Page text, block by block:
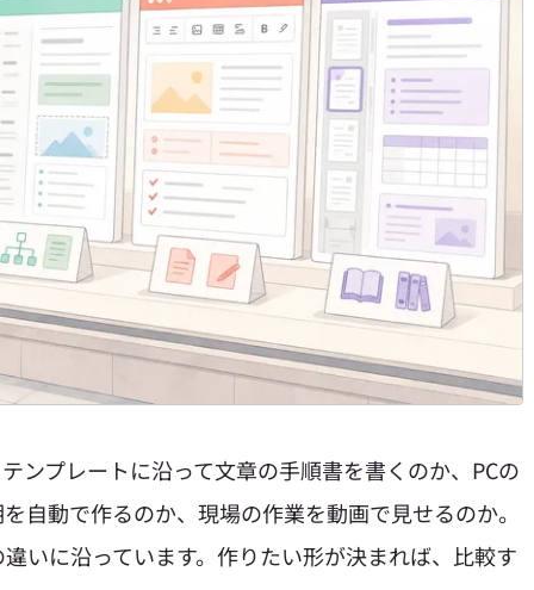
ンプレートに沿って文章の手順書を書くのか、PCの
自動で作るのか、現場の作業を動画で見せるのか。
いに沿っています。作りたい形が決まれば、比較す